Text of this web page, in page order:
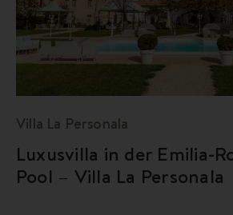
Villa La Personala
Luxusvilla in der Emilia-
Pool – Villa La Personala